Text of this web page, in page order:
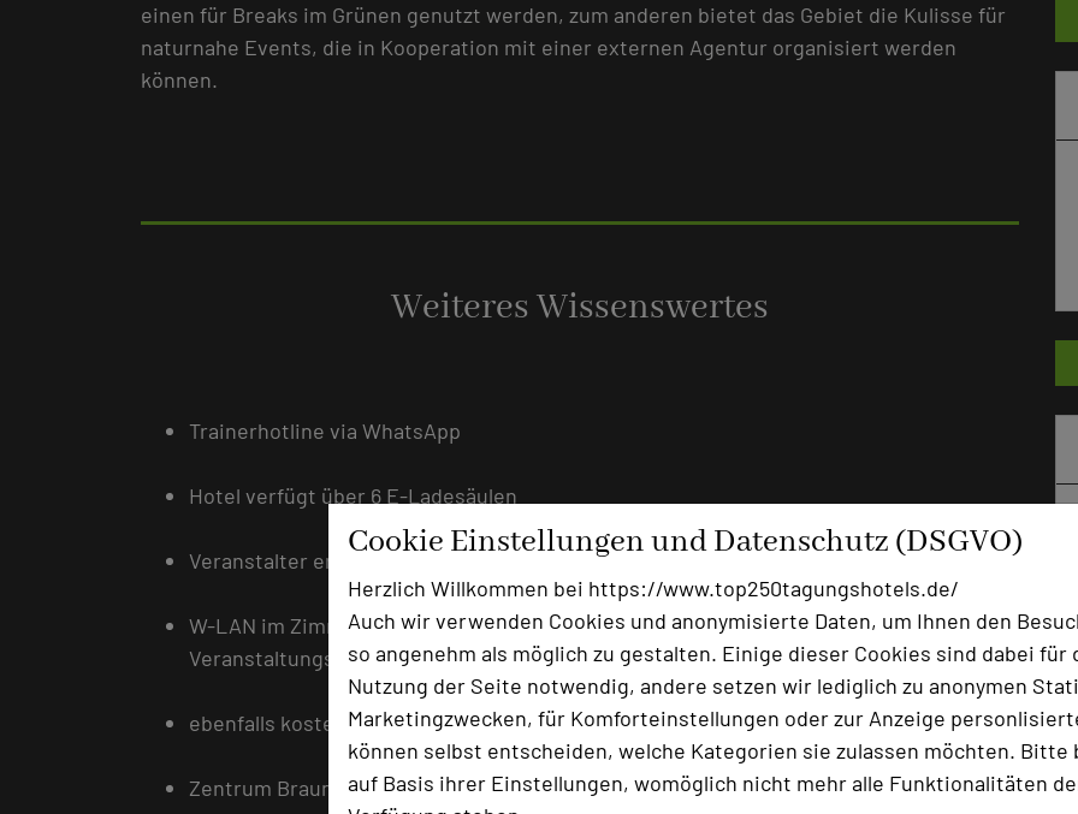
Cookie Einstellungen und Datenschutz (DSGVO)
Herzlich Willkommen bei https://www.top250tagungshotels.de/
Auch wir verwenden Cookies und anonymisierte Daten, um Ihnen den
so angenehm als möglich zu gestalten. Einige dieser Cookies sind dabei für
Nutzung der Seite notwendig, andere setzen wir lediglich zu anonymen
Marketingzwecken, für Komforteinstellungen oder zur Anzeige
können selbst entscheiden, welche Kategorien sie zulassen möchten. Bitte
auf Basis ihrer Einstellungen, womöglich nicht mehr alle Funktionalitäten
einen für Breaks im Grünen genutzt werden, zum anderen bietet das Gebiet die Kulisse für
naturnahe Events, die in Kooperation mit einer externen Agentur organisiert werden
können.
Weiteres Wissenswertes
Trainerhotline via WhatsApp
Hotel verfügt über 6 E-Ladesäulen
Veranstalter erhalten Sonderkonditionen bei der Buchung von Zimmern
W-LAN im Zimmer und in allen öffentlichen Bereichen sowie in den
Veranstaltungsräumen ist kostenfrei, seperat für Tagungsgäste
ebenfalls kostenfrei ist die Nutzung der Tiefgarage und des Parkplatzes
Zentrum Braunschweigs ist innerhalb von 10 Minuten erreichbar